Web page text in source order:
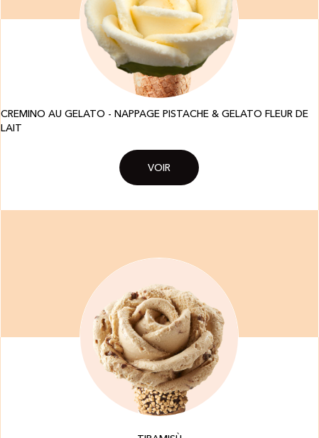
CREMINO AU GELATO - NAPPAGE PISTACHE & GELATO FLEUR DE
LAIT
VOIR